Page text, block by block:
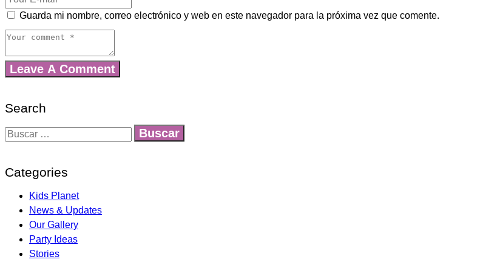
Guarda mi nombre, correo electrónico y web en este navegador para la próxima vez que comente.
Search
Categories
Kids Planet
News & Updates
Our Gallery
Party Ideas
Stories